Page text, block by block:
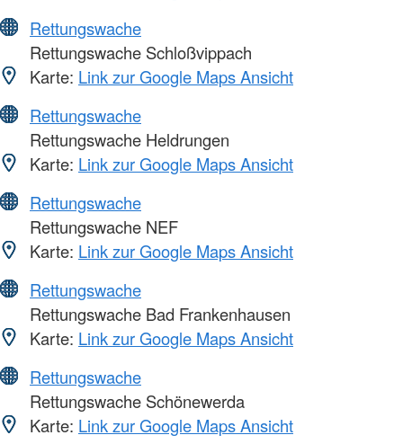
Rettungswache
Rettungswache Schloßvippach
Karte: Link zur Google Maps Ansicht
Rettungswache
Rettungswache Heldrungen
Karte: Link zur Google Maps Ansicht
Rettungswache
Rettungswache NEF
Karte: Link zur Google Maps Ansicht
Rettungswache
Rettungswache Bad Frankenhausen
Karte: Link zur Google Maps Ansicht
Rettungswache
Rettungswache Schönewerda
Karte: Link zur Google Maps Ansicht